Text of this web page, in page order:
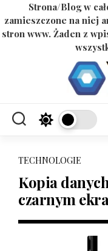
Strona/Blog w
zamieszczone na niej
stron www. Żaden z
TECHNOLOGIE
Kopia
czarnym